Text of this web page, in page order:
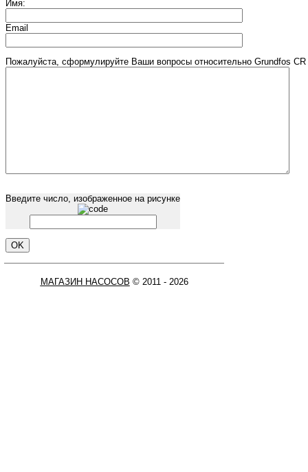
Имя:
Email
Пожалуйста, сформулируйте Ваши вопросы относительно Grundfos
Введите число, изображенное на рисунке
МАГАЗИН НАСОСОВ © 2011 - 2026